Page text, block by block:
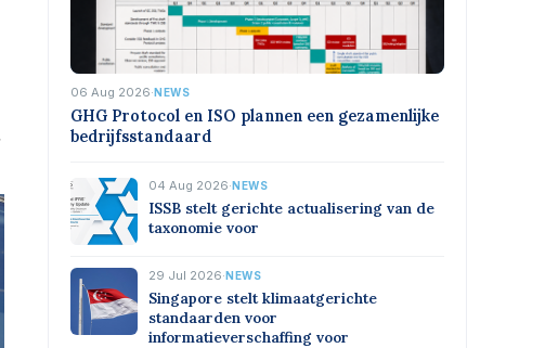
06 Aug 2026·NEWS
GHG Protocol en ISO plannen een gezamenlijke
bedrijfsstandaard
04 Aug 2026·NEWS
ISSB stelt gerichte actualisering van de
taxonomie voor
29 Jul 2026·NEWS
Singapore stelt klimaatgerichte
standaarden voor
informatieverschaffing voor